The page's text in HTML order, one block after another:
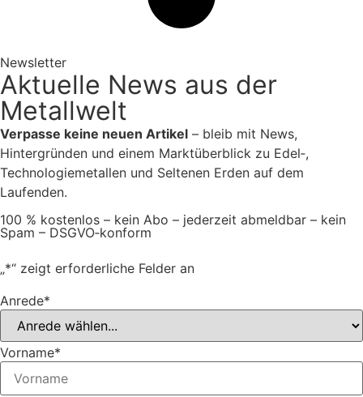
Newsletter
Aktuelle News aus der
Metallwelt
Verpasse keine neuen Artikel – bleib mit News,
Hintergründen und einem Marktüberblick zu Edel‑,
Technologiemetallen und Seltenen Erden auf dem
Laufenden.
100 % kostenlos – kein Abo – jederzeit abmeldbar – kein
Spam – DSGVO‑konform
„*“ zeigt erforderliche Felder an
Anrede*
Vorname*